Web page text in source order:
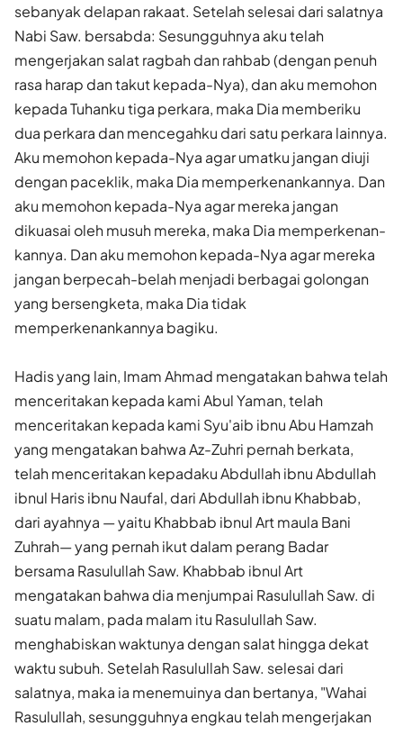
sebanyak delapan rakaat. Setelah selesai dari salatnya
Nabi Saw. bersabda: Sesungguhnya aku telah
mengerjakan salat ragbah dan rahbab (dengan penuh
rasa harap dan takut kepada-Nya), dan aku memohon
kepada Tuhanku tiga perkara, maka Dia memberiku
dua perkara dan mencegahku dari satu perkara lainnya.
Aku memohon kepada-Nya agar umatku jangan diuji
dengan paceklik, maka Dia memperkenankannya. Dan
aku memohon kepada-Nya agar mereka jangan
dikuasai oleh musuh mereka, maka Dia memperkenan­
kannya. Dan aku memohon kepada-Nya agar mereka
jangan berpecah-belah menjadi berbagai golongan
yang bersengketa, maka Dia tidak
memperkenankannya bagiku.
Hadis yang lain, Imam Ahmad mengatakan bahwa telah
menceritakan kepada kami Abul Yaman, telah
menceritakan kepada kami Syu'aib ibnu Abu Hamzah
yang mengatakan bahwa Az-Zuhri pernah berkata,
telah menceritakan kepadaku Abdullah ibnu Abdullah
ibnul Haris ibnu Naufal, dari Abdullah ibnu Khabbab,
dari ayahnya — yaitu Khabbab ibnul Art maula Bani
Zuhrah— yang pernah ikut dalam perang Badar
bersama Rasulullah Saw. Khabbab ibnul Art
mengatakan bahwa dia menjumpai Rasulullah Saw. di
suatu malam, pada malam itu Rasulullah Saw.
menghabiskan waktunya dengan salat hingga dekat
waktu subuh. Setelah Rasulullah Saw. selesai dari
salatnya, maka ia menemuinya dan bertanya, "Wahai
Rasulullah, sesungguhnya engkau telah mengerjakan